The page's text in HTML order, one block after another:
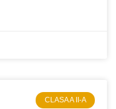
CLASA A II-A